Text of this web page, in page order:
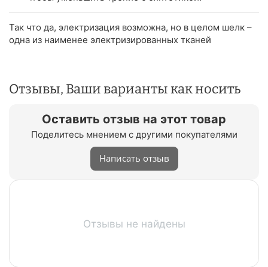
Так что да, электризация возможна, но в целом шелк –
одна из наименее электризированных тканей
Отзывы, Ваши варианты как носить
Оставить отзыв на этот товар
Поделитесь мнением с другими покупателями
Написать отзыв
Отзывы не найдены